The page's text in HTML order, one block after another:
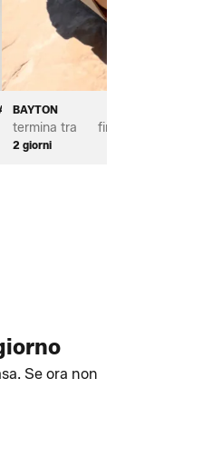
BAYTON
termina tra
2 giorni
fino a *
Se ora non